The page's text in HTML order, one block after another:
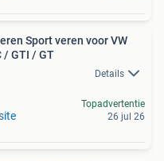
Sport veren voor VW
/ GTI / GT
Details
Topadvertentie
26 jul 26